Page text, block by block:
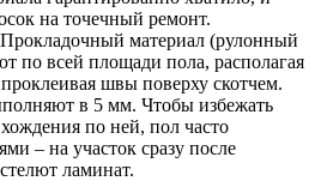
на точечный ремонт.
материал (рулонный
по всей площади пола, располагая
швы поверху скотчем.
в 5 мм. Чтобы избежать
по ней, пол часто
– на участок сразу после
ламинат.